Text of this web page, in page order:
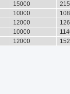
15000
10000
12000
10000
12000